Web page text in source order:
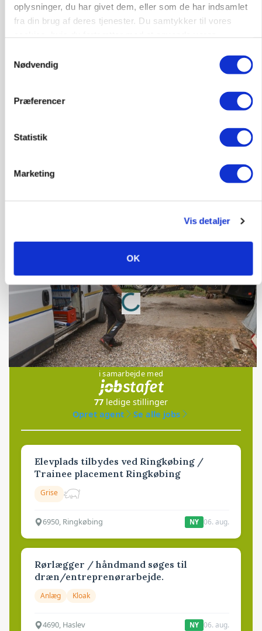
oplysninger, du har givet dem, eller som de har indsamlet
fra din brug af deres tjenester. Du samtykker til vores
Nødvendig
Præferencer
Statistik
Marketing
Vis detaljer
OK
Annonce
MASKINER
Forserie til selvkørende skårlægger afprøves i år
Maskiner landmænd i gang
Annonce
Loading...
Jobs
i samarbejde med
77 ledige stillinger
Opret agent
Se alle jobs
Elevplads tilbydes ved Ringkøbing /
Trainee placement Ringkøbing
Grise
6950, Ringkøbing NY 06. aug.
Rørlægger / håndmand søges til
dræn/entreprenørarbejde.
Anlæg Kloak
4690, Haslev NY 06. aug.